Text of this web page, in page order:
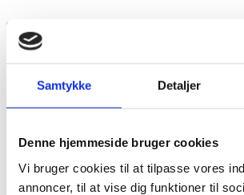
Samtykke Detaljer
Denne hjemmeside bruger cookies
Vi bruger cookies til at tilpasse vores
annoncer, til at vise dig funktioner til
Sharlynne søgte stillingen som
februar 2021, og allerede ved
tvivl. Hendes søde og kompetente
indtryk – og vi har ikke fortrudt
En værdifuld støtte i hverdagen
Det er særligt tandlæge Maria, der har haft stor
assistance, men hele klinikken mærker den
hun bidrager med i det daglige arbejde.